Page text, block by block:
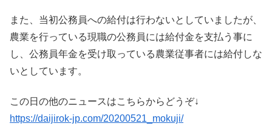
また、当初公務員への給付は行わないとしていましたが、
農業を行っている現職の公務員には給付金を支払う事に
し、公務員年金を受け取っている農業従事者には給付しな
いとしています。
この日の他のニュースはこちらからどうぞ↓
https://daijirok-jp.com/20200521_mokuji/